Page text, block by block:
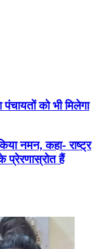
को भी मिलेगा
नमन, कहा- राष्ट्र
प्रेरणास्रोत हैं